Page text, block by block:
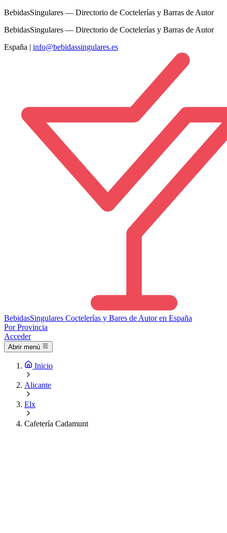
BebidasSingulares — Directorio de Coctelerías y Barras de Autor
BebidasSingulares — Directorio de Coctelerías y Barras de Autor
España | info@bebidassingulares.es
BebidasSingulares Coctelerías y Bares de Autor en España
Por Provincia
Acceder
Abrir menú
Inicio
Alicante
Elx
Cafetería Cadamunt